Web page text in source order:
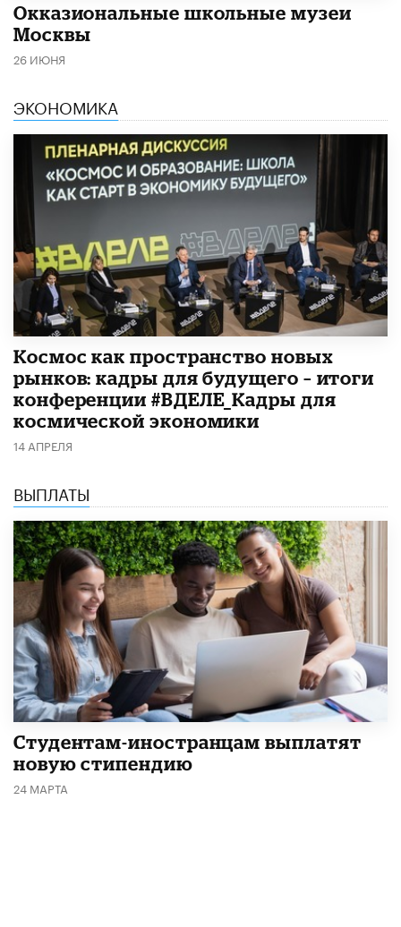
​Окказиональные школьные музеи
Москвы
26 ИЮНЯ
ЭКОНОМИКА
Космос как пространство новых
рынков: кадры для будущего – итоги
конференции #ВДЕЛЕ_Кадры для
космической экономики
14 АПРЕЛЯ
ВЫПЛАТЫ
Студентам-иностранцам выплатят
новую стипендию
24 МАРТА